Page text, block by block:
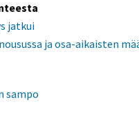
jatkui
ja osa-aikaisten
sampo